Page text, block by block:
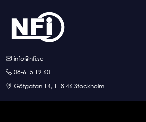
info@nfi.se
08-615 19 60
Götgatan 14, 118 46 Stockholm